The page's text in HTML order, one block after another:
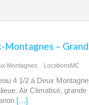
Montagnes LocationsMC
4 1/2 à Deux
Air Climatisé,
[…]